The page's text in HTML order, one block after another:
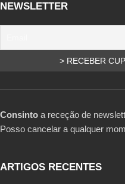
NEWSLETTER
Consinto a receção de
Posso cancelar a qualquer
ARTIGOS RECENTES